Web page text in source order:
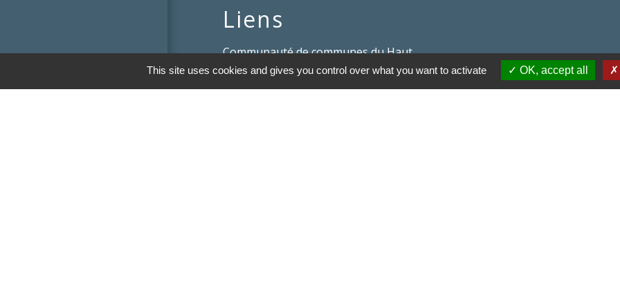
Liens
Communauté de communes du Haut
Limousin
This site uses cookies and gives you control over what you want to activate OK, accept all